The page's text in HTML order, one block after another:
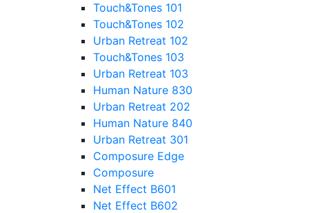
Touch&Tones 101
Touch&Tones 102
Urban Retreat 102
Touch&Tones 103
Urban Retreat 103
Human Nature 830
Urban Retreat 202
Human Nature 840
Urban Retreat 301
Composure Edge
Composure
Net Effect B601
Net Effect B602